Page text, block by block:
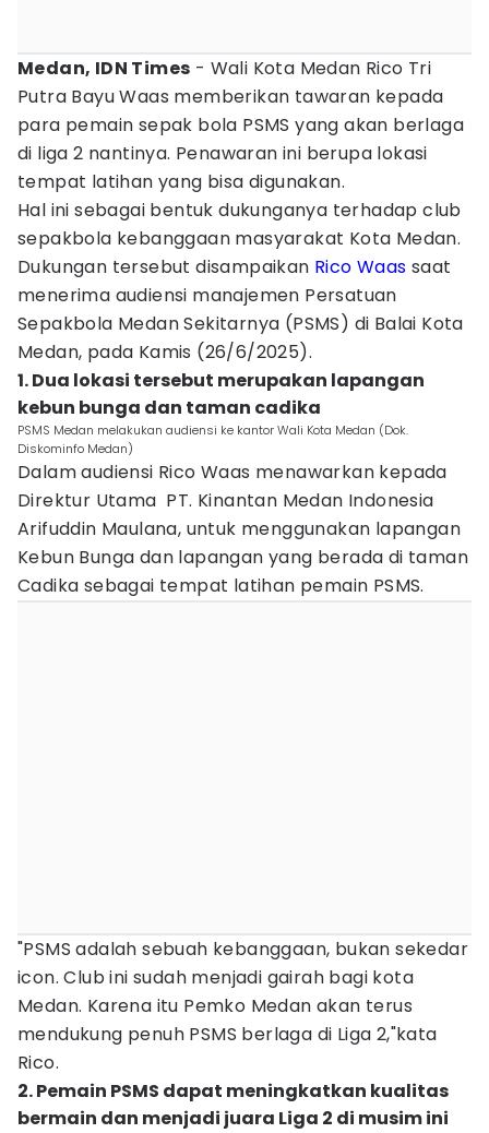
Medan, IDN Times - Wali Kota Medan Rico Tri
Putra Bayu Waas memberikan tawaran kepada
para pemain sepak bola PSMS yang akan berlaga
di liga 2 nantinya. Penawaran ini berupa lokasi
tempat latihan yang bisa digunakan.
Hal ini sebagai bentuk dukunganya terhadap club
sepakbola kebanggaan masyarakat Kota Medan.
Dukungan tersebut disampaikan Rico Waas saat
menerima audiensi manajemen Persatuan
Sepakbola Medan Sekitarnya (PSMS) di Balai Kota
Medan, pada Kamis (26/6/2025).
1. Dua lokasi tersebut merupakan lapangan
kebun bunga dan taman cadika
PSMS Medan melakukan audiensi ke kantor Wali Kota Medan (Dok.
Diskominfo Medan)
Dalam audiensi Rico Waas menawarkan kepada
Direktur Utama PT. Kinantan Medan Indonesia
Arifuddin Maulana, untuk menggunakan lapangan
Kebun Bunga dan lapangan yang berada di taman
Cadika sebagai tempat latihan pemain PSMS.
"PSMS adalah sebuah kebanggaan, bukan sekedar
icon. Club ini sudah menjadi gairah bagi kota
Medan. Karena itu Pemko Medan akan terus
mendukung penuh PSMS berlaga di Liga 2,"kata
Rico.
2. Pemain PSMS dapat meningkatkan kualitas
bermain dan menjadi juara Liga 2 di musim ini